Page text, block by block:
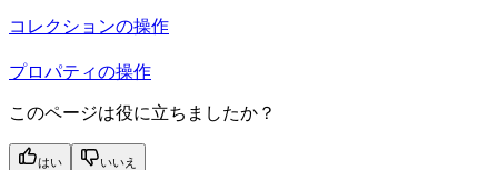
コレクションの操作
プロパティの操作
このページは役に立ちましたか？
はい いいえ